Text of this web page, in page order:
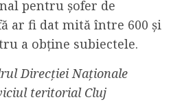
pentru șofer de
ar fi dat mită între 600 și
a obține subiectele.
Direcției Naționale
teritorial Cluj